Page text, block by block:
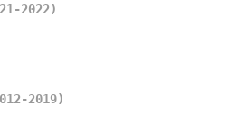
2022)
2019)